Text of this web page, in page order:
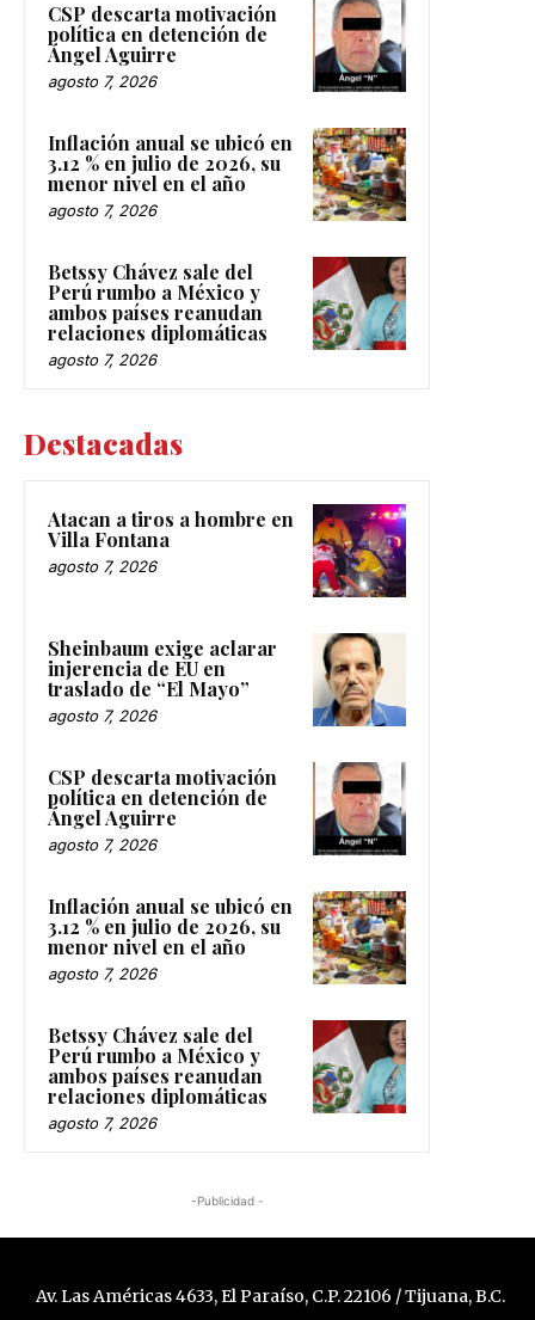
CSP descarta motivación
política en detención de
Ángel Aguirre
agosto 7, 2026
Inflación anual se ubicó en
3.12 % en julio de 2026, su
menor nivel en el año
agosto 7, 2026
Betssy Chávez sale del
Perú rumbo a México y
ambos países reanudan
relaciones diplomáticas
agosto 7, 2026
Destacadas
Atacan a tiros a hombre en
Villa Fontana
agosto 7, 2026
Sheinbaum exige aclarar
injerencia de EU en
traslado de “El Mayo”
agosto 7, 2026
CSP descarta motivación
política en detención de
Ángel Aguirre
agosto 7, 2026
Inflación anual se ubicó en
3.12 % en julio de 2026, su
menor nivel en el año
agosto 7, 2026
Betssy Chávez sale del
Perú rumbo a México y
ambos países reanudan
relaciones diplomáticas
agosto 7, 2026
-Publicidad -
Av. Las Américas 4633, El Paraíso, C.P. 22106 / Tijuana, B.C.